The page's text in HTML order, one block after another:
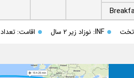
INF: نوزاد زیر 2 سال اقامت: